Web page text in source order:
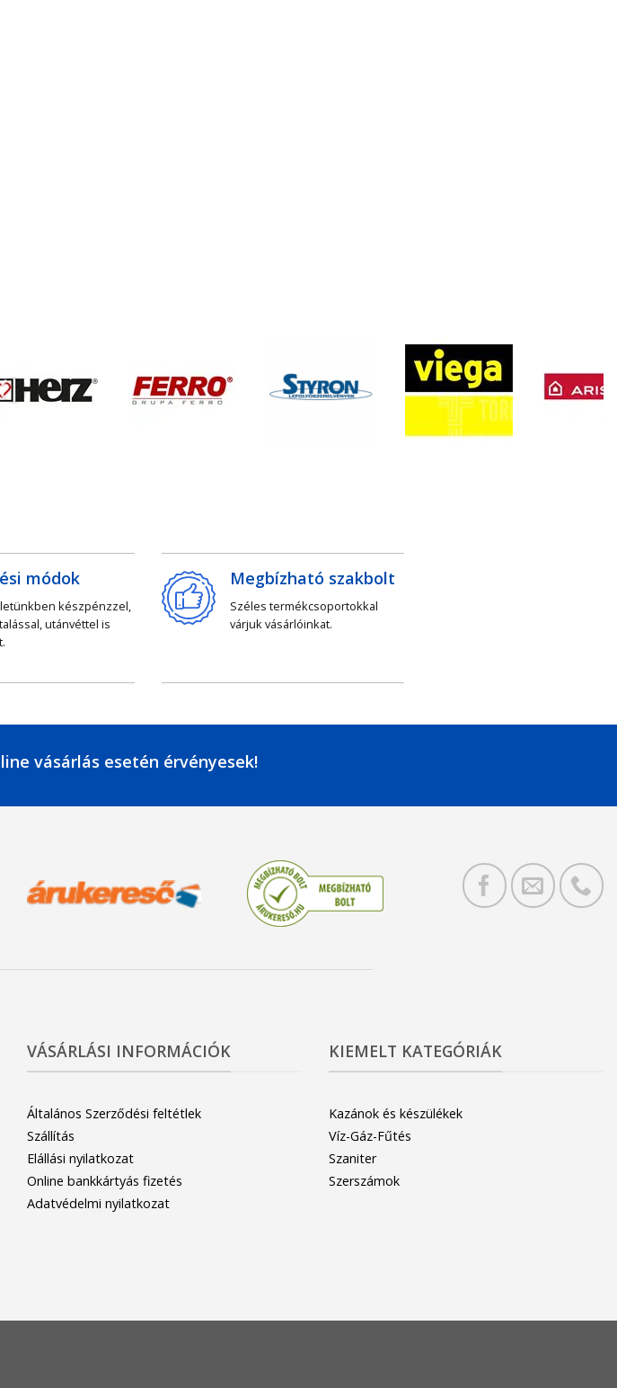
módok
készpénzzel,
utánvéttel is
Megbízható szakbolt
Széles termékcsoportokkal
várjuk vásárlóinkat.
vásárlás esetén érvényesek!
VÁSÁRLÁSI INFORMÁCIÓK
Általános Szerződési feltétlek
Szállítás
Elállási nyilatkozat
Online bankkártyás fizetés
Adatvédelmi nyilatkozat
KIEMELT KATEGÓRIÁK
Kazánok és készülékek
Víz-Gáz-Fűtés
Szaniter
Szerszámok